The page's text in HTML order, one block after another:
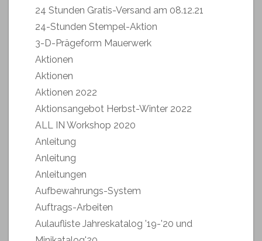
24 Stunden Gratis-Versand am 08.12.21
24-Stunden Stempel-Aktion
3-D-Prägeform Mauerwerk
Aktionen
Aktionen
Aktionen 2022
Aktionsangebot Herbst-Winter 2022
ALL IN Workshop 2020
Anleitung
Anleitung
Anleitungen
Aufbewahrungs-System
Auftrags-Arbeiten
Aulaufliste Jahreskatalog '19-'20 und